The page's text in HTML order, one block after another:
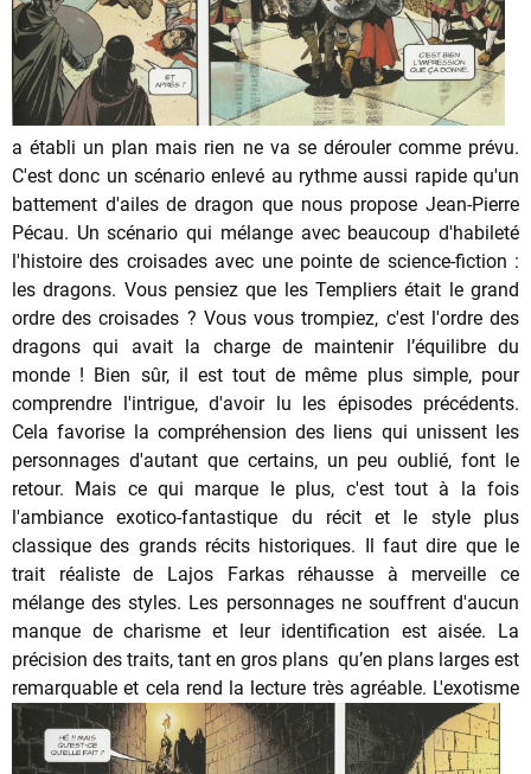
a établi un plan mais rien ne va se dérouler comme prévu.
C'est donc un scénario enlevé au rythme aussi rapide qu'un
battement d'ailes de dragon que nous propose Jean-Pierre
Pécau. Un scénario qui mélange avec beaucoup d'habileté
l'histoire des croisades avec une pointe de science-fiction :
les dragons. Vous pensiez que les Templiers était le grand
ordre des croisades ? Vous vous trompiez, c'est l'ordre des
dragons qui avait la charge de maintenir l’équilibre du
monde ! Bien sûr, il est tout de même plus simple, pour
comprendre l'intrigue, d'avoir lu les épisodes précédents.
Cela favorise la compréhension des liens qui unissent les
personnages d'autant que certains, un peu oublié, font le
retour. Mais ce qui marque le plus, c'est tout à la fois
l'ambiance exotico-fantastique du récit et le style plus
classique des grands récits historiques. Il faut dire que le
trait réaliste de Lajos Farkas réhausse à merveille ce
mélange des styles. Les personnages ne souffrent d'aucun
manque de charisme et leur identification est aisée. La
précision des traits, tant en gros plans qu’en plans larges est
remarquable et cela rend la lecture très agréable. L'exotisme